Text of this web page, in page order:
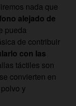
nada que
alejado de
pueda
de contribuir
con las
táctiles son
convierten en
y